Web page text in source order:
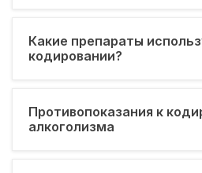
Какие препараты
кодировании?
Противопоказания к
алкоголизма